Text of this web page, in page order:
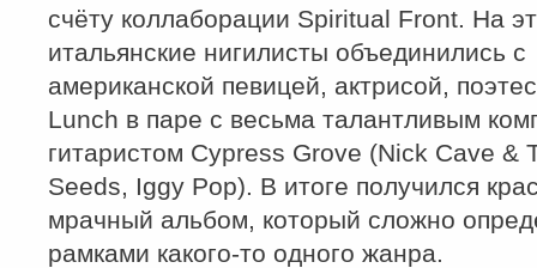
счёту коллаборации Spiritual Front. На
итальянские нигилисты объединились с
американской певицей, актрисой,
Lunch в паре с весьма талантливым
гитаристом Cypress Grove (Nick Cave &
Seeds, Iggy Pop). В итоге получился
мрачный альбом, который сложно
рамками какого-то одного жанра.